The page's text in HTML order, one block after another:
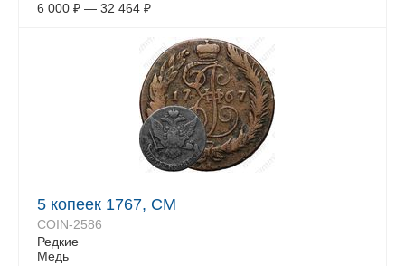
6 000 ₽ — 32 464 ₽
5 копеек 1767, СМ
COIN-2586
Редкие
Медь